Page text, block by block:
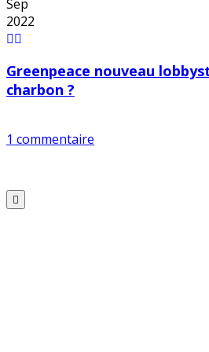
Sep
2022
Greenpeace nouveau
charbon ?
1 commentaire
to